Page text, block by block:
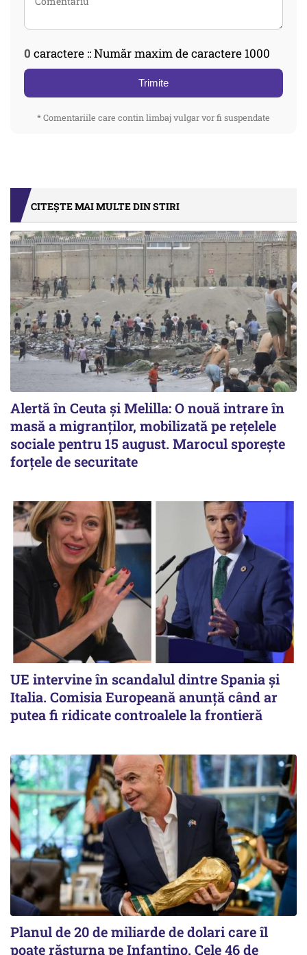
0 caractere :: Număr maxim de caractere 1000
Trimite
* Comentariile care contin limbaj vulgar vor fi suspendate
CITEȘTE MAI MULTE DIN STIRI
Alertă în Ceuta și Melilla: O nouă intrare în
masă a migranților, mobilizată pe rețelele
sociale pentru 15 august. Marocul sporește
forțele de securitate
UE intervine în scandalul dintre Spania și
Italia. Comisia Europeană anunță când ar
putea fi ridicate controalele la frontieră
Planul de 20 de miliarde de dolari care îl
poate răsturna pe Infantino. Cele 46 de